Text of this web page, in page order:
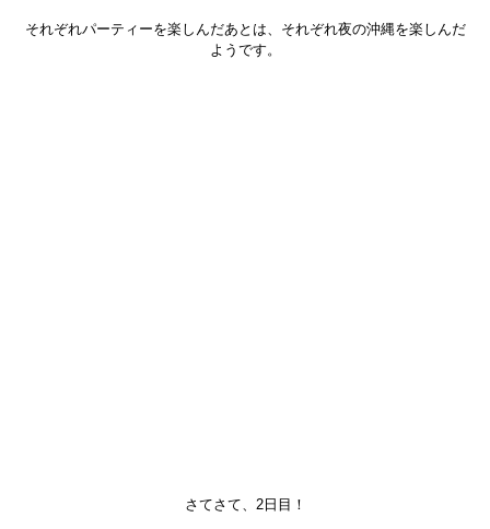
それぞれパーティーを楽しんだあとは、それぞれ夜の沖縄を楽しんだ
ようです。
さてさて、2日目！